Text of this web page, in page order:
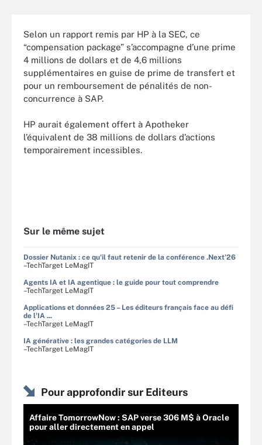
Selon un rapport remis par HP à la SEC, ce
“compensation package” s’accompagne d’une prime
4 millions de dollars et de 4,6 millions
supplémentaires en guise de prime de transfert et
pour un remboursement de pénalités de non-
concurrence à SAP.
HP aurait également offert à Apotheker
l’équivalent de 38 millions de dollars d’actions
temporairement incessibles.
Sur le même sujet
Dossier Nutanix : ce qu'il faut retenir de la conférence .Next'26
–TechTarget LeMagIT
Agents IA et IA agentique : le guide pour tout comprendre
–TechTarget LeMagIT
Applications et données 25 – Les éditeurs français face au défi
de l'IA ...
–TechTarget LeMagIT
IA générative : les grandes catégories de LLM
–TechTarget LeMagIT
Pour approfondir sur Editeurs
Affaire TomorrowNow : SAP verse 306 M$ à Oracle
pour aller directement en appel